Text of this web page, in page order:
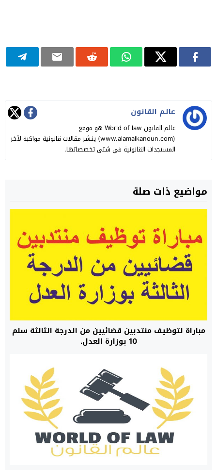
عالـم القانون
عالم القانون World of law هو موقع
(www.alamalkanoun.com) ينشر مقالات قانونية مواكبة لأخر
المستجدات القانونية في شتى تخصصاتها.
مواضيع ذات صلة
مباراة لتوظيف منتدبين قضائيين من الدرجة الثالثة سلم
10 بوزارة العدل.